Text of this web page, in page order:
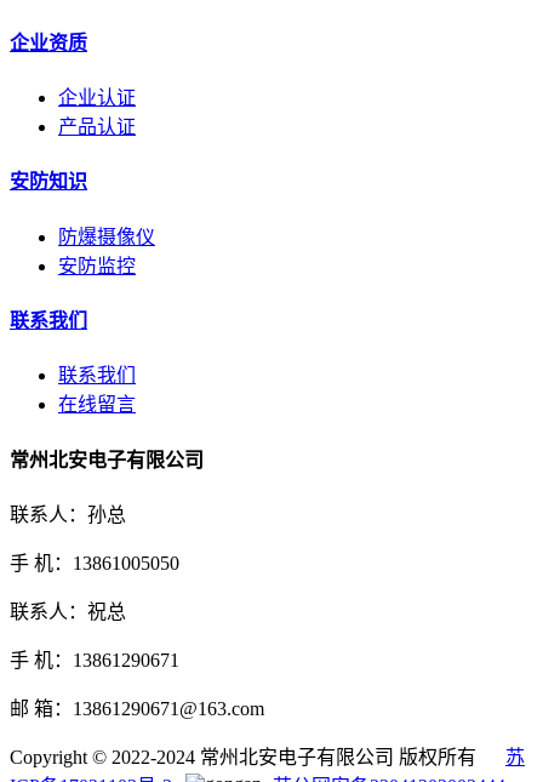
企业资质
企业认证
产品认证
安防知识
防爆摄像仪
安防监控
联系我们
联系我们
在线留言
常州北安电子有限公司
联系人：孙总
手 机：13861005050
联系人：祝总
手 机：13861290671
邮 箱：13861290671@163.com
Copyright © 2022-2024 常州北安电子有限公司 版权所有 苏